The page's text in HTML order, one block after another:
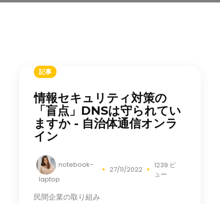
記事
情報セキュリティ対策の
「盲点」DNSは守られてい
ますか - 自治体通信オンラ
イン
notebook-
laptop
27/11/2022
1239 ビ
ュー
民間企業の取り組み